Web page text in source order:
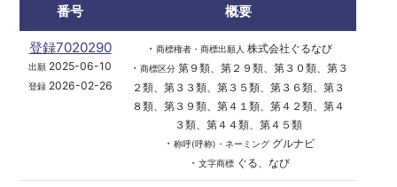
番号
概要
登録7020290
出願 2025-06-10
登録2026-02-26
・ 商標権者・商標出願人 株式会社ぐるなび
・ 商標区分第９類、第２９類、第３０類、第３
２類、第３３類、第３５類、第３６類、第３
８類、第３９類、第４１類、第４２類、第４
３類、第４４類、第４５類
・ 称呼(呼称)・ネーミンググルナビ
・ 文字商標ぐる、なび